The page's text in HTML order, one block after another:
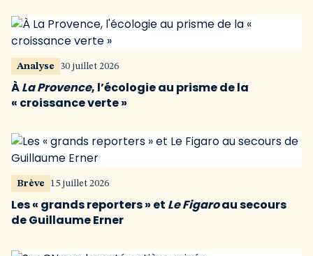
Analyse 30 juillet 2026
ÀLa Provence, l’écologie au prisme de la
« croissance verte »
Brève 15 juillet 2026
Les « grands reporters » et Le Figaroau secours
de Guillaume Erner